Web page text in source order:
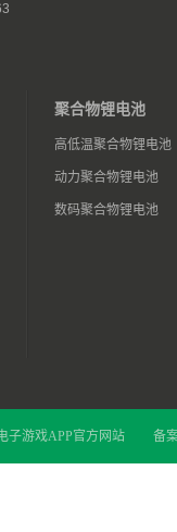
聚合物锂电池
高低温聚合物锂电池
动力聚合物锂电池
数码聚合物锂电池
子游戏APP官方网站 备